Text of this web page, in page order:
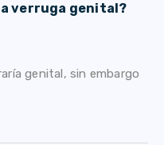
verruga genital?
genital, sin embargo